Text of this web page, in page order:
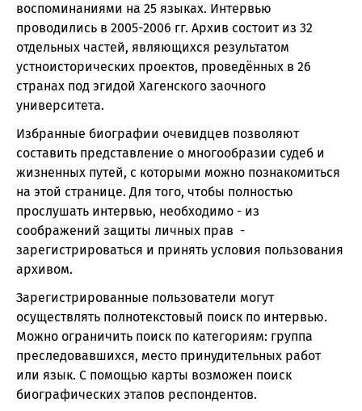
воспоминаниями на 25 языках. Интервью
проводились в 2005-2006 гг. Архив состоит из 32
отдельных частей, являющихся результатом
устноисторических проектов, проведённых в 26
странах под эгидой Хагенского заочного
университета.
Избранные биографии очевидцев позволяют
составить представление о многообразии судеб и
жизненных путей, с которыми можно познакомиться
на этой странице. Для того, чтобы полностью
прослушать интервью, необходимо - из
соображений защиты личных прав -
зарегистрироваться и принять условия пользования
архивом.
Зарегистрированные пользователи могут
осуществлять полнотекстовый поиск по интервью.
Можно ограничить поиск по категориям: группа
преследовавшихся, место принудительных работ
или язык. С помощью карты возможен поиск
биографических этапов респондентов.